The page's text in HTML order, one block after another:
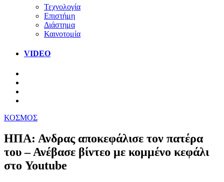
Τεχνολογία
Επιστήμη
Διάστημα
Καινοτομία
VIDEO
ΚΟΣΜΟΣ
ΗΠΑ: Ανδρας αποκεφάλισε τον πατέρα
του – Ανέβασε βίντεο με κομμένο κεφάλι
στο Youtube